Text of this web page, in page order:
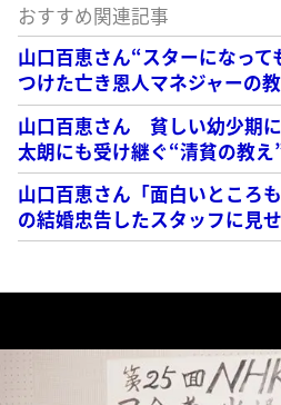
おすすめ関連記事
山口百恵さん“スターになっ
つけた亡き恩人マネジャーの
山口百恵さん 貧しい幼少期
太朗にも受け継ぐ“清貧の教え
山口百恵さん「面白いところ
の結婚忠告したスタッフに見